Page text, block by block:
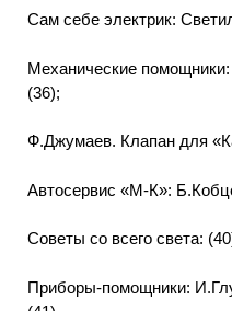
Сам себе электрик:
Механические
(36);
Ф.Джумаев. Клапан для
Автосервис «М-К»:
Советы со всего света:
Приборы-помощники: